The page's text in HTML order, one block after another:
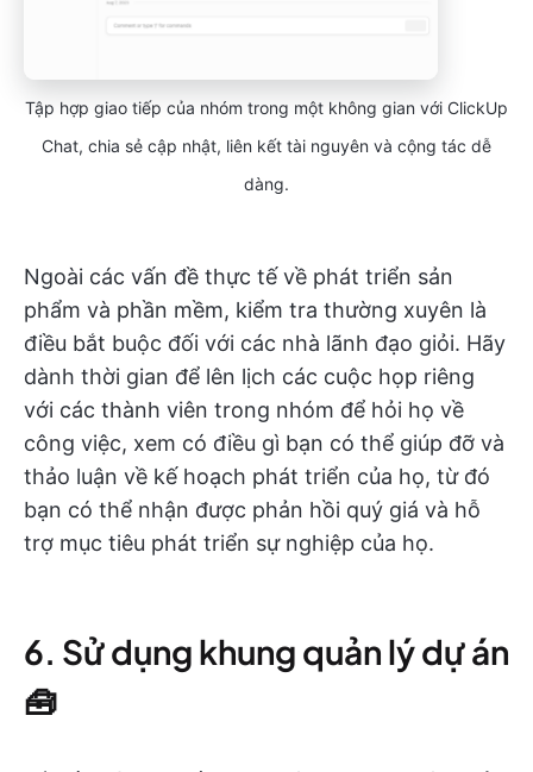
Tập hợp giao tiếp của nhóm trong một không gian với ClickUp
Chat, chia sẻ cập nhật, liên kết tài nguyên và cộng tác dễ
dàng.
Ngoài các vấn đề thực tế về phát triển sản
phẩm và phần mềm, kiểm tra thường xuyên là
điều bắt buộc đối với các nhà lãnh đạo giỏi. Hãy
dành thời gian để lên lịch các cuộc họp riêng
với các thành viên trong nhóm để hỏi họ về
công việc, xem có điều gì bạn có thể giúp đỡ và
thảo luận về kế hoạch phát triển của họ, từ đó
bạn có thể nhận được phản hồi quý giá và hỗ
trợ mục tiêu phát triển sự nghiệp của họ.
6. Sử dụng khung quản lý dự án
🧰